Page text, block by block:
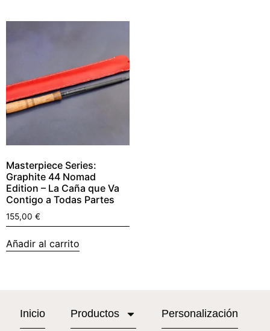
Masterpiece Series:
Graphite 44 Nomad
Edition – La Caña que Va
Contigo a Todas Partes
155,00 €
Añadir al carrito
Inicio Productos Personalización